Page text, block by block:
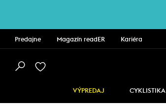
Predajne Magazín readER Kariéra
VÝPREDAJ CYKLISTIKA